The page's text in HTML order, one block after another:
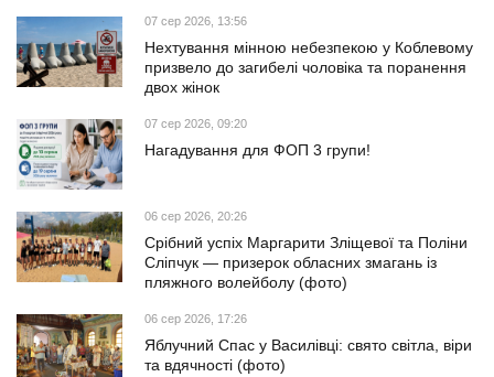
07 сер 2026, 13:56
Нехтування мінною небезпекою у Коблевому
призвело до загибелі чоловіка та поранення
двох жінок
07 сер 2026, 09:20
Нагадування для ФОП 3 групи!
06 сер 2026, 20:26
Срібний успіх Маргарити Зліщевої та Поліни
Сліпчук — призерок обласних змагань із
пляжного волейболу (фото)
06 сер 2026, 17:26
Яблучний Спас у Василівці: свято світла, віри
та вдячності (фото)